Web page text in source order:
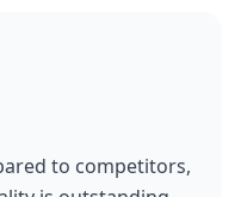
to competitors,